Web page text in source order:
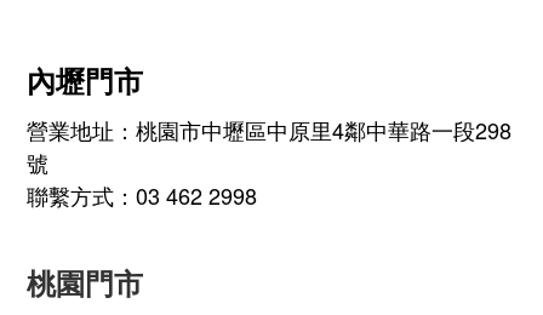
內壢門市
營業地址：桃園市中壢區中原里4鄰中華路一段298
號
聯繫方式：03 462 2998
桃園門市